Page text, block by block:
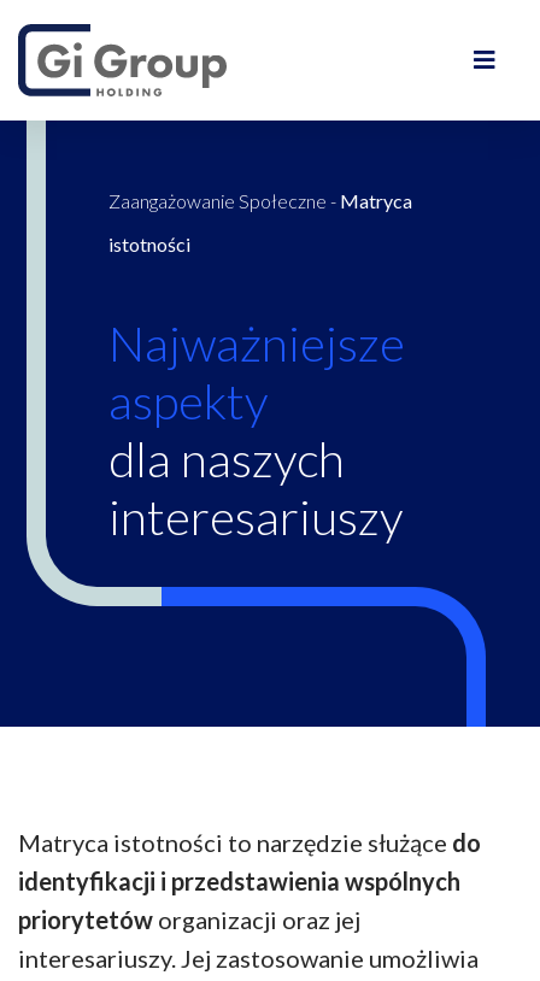
Zaangażowanie Społeczne - Matryca
istotności
Najważniejsze
aspekty
dla naszych
interesariuszy
Matryca istotności to narzędzie służące do
identyfikacji i przedstawienia wspólnych
priorytetów organizacji oraz jej
interesariuszy. Jej zastosowanie umożliwia